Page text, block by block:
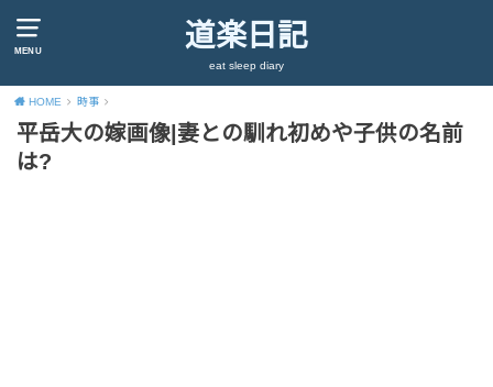
MENU 道楽日記
eat sleep diary
HOME 時事
平岳大の嫁画像|妻との馴れ初めや子供の名前
は?